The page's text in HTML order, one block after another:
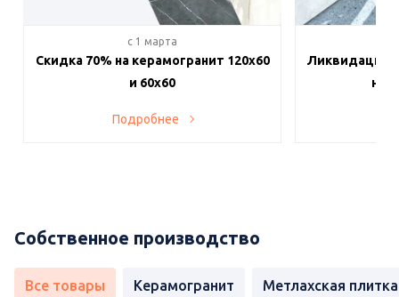
c 1 марта
Скидка 70% на керамогранит 120х60
и 60х60
Подробнее
Ликвидация
на
Собственное производство
Все товары Керамогранит Метлахская плитка